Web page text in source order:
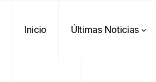
Inicio Últimas Noticias